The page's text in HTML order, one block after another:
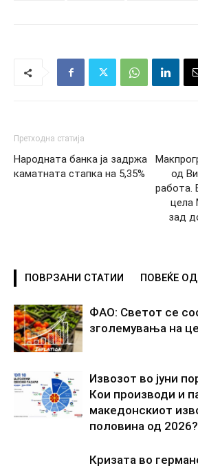
Претходна статија
Народната банка ја задржа
каматната стапка на 5,35%
од
работа.
цела
зад
ПОВРЗАНИ СТАТИИ ПОВЕЌЕ
ФАО: Светот се
зголемувања на
Извозот во јуни
Кои производи и
македонскиот
половина од 2026?
Кризата во